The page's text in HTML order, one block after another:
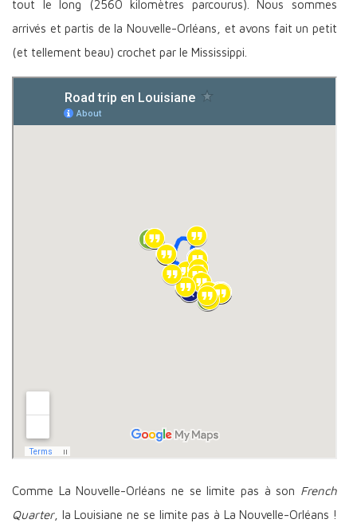
tout le long (2560 kilomètres parcourus). Nous sommes
arrivés et partis de la Nouvelle-Orléans, et avons fait un petit
(et tellement beau) crochet par le Mississippi.
Comme La Nouvelle-Orléans ne se limite pas à son French
Quarter, la Louisiane ne se limite pas à La Nouvelle-Orléans !